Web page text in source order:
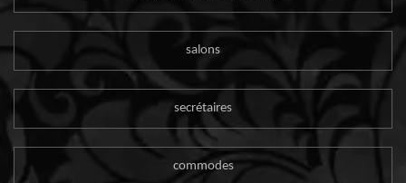
salons
secrétaires
commodes